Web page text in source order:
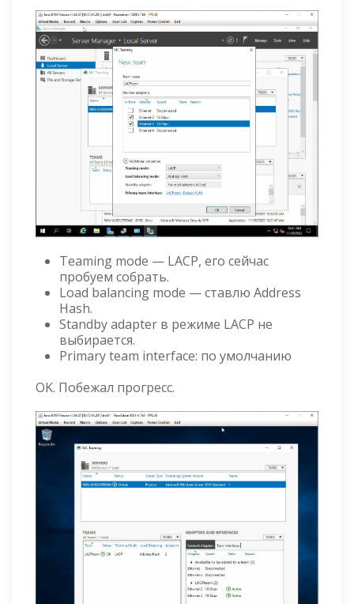
Teaming mode — LACP, его сейчас
пробуем собрать.
Load balancing mode — ставлю Address
Hash.
Standby adapter в режиме LACP не
выбирается.
Primary team interface: по умолчанию
OK. Побежал прогресс.